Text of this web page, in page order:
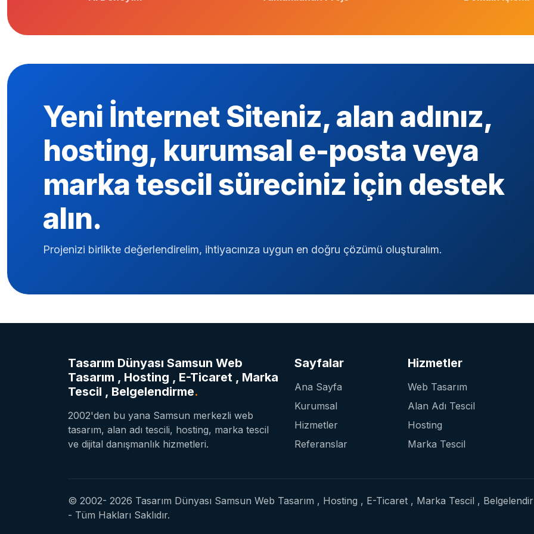
Yeni İnternet Siteniz, alan adınız,
hosting, kurumsal e-posta veya
marka tescil süreciniz için destek
alın.
Projenizi birlikte değerlendirelim, ihtiyacınıza uygun en doğru çözümü oluşturalım.
Tasarım Dünyası Samsun Web
Tasarım , Hosting , E-Ticaret , Marka
Tescil , Belgelendirme.
2002'den bu yana Samsun merkezli web
tasarım, alan adı tescili, hosting, marka tescil
ve dijital danışmanlık hizmetleri.
Sayfalar
Ana Sayfa
Kurumsal
Hizmetler
Referanslar
Hizmetler
Web Tasarım
Alan Adı Tescil
Hosting
Marka Tescil
© 2002- 2026 Tasarım Dünyası Samsun Web Tasarım , Hosting , E-Ticaret , Marka Tescil ,
- Tüm Hakları Saklıdır.